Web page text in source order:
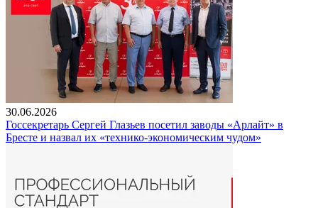
30.06.2026
Госсекретарь Сергей Глазьев посетил заводы «Арлайт» в
Бресте и назвал их «технико-экономическим чудом»